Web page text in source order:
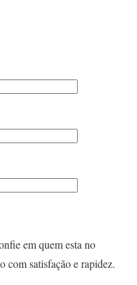
em quem esta no
com satisfação e rapidez.